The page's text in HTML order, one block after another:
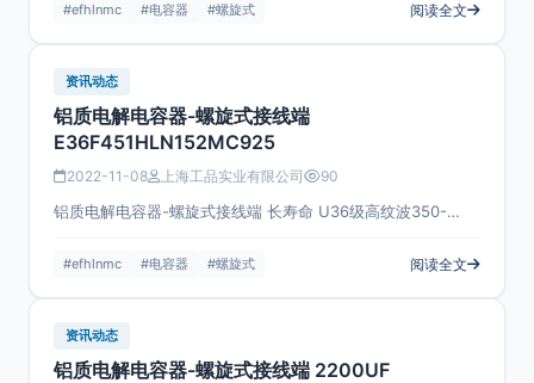
#efhlnmc #电容器 #螺旋式 阅读全文
资讯动态
铝质电解电容器-螺旋式接线端
E36F451HLN152MC925
2022-11-08 上海工品实业有限公司 90
铝质电解电容器-螺旋式接线端 长寿命 U36级高纹波350-…
#efhlnmc #电容器 #螺旋式 阅读全文
资讯动态
铝质电解电容器-螺旋式接线端 2200UF